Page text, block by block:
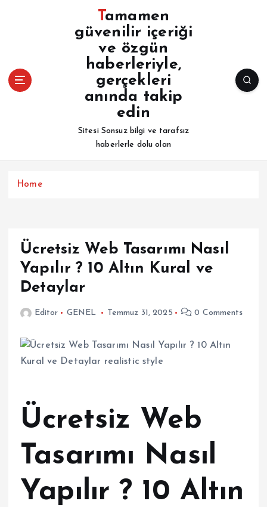
Tamamen
güvenilir içeriği
ve özgün
haberleriyle,
gerçekleri
anında takip
edin
Sitesi Sonsuz bilgi ve tarafsız
haberlerle dolu olan
Home
Ücretsiz Web Tasarımı Nasıl
Yapılır ? 10 Altın Kural ve
Detaylar
Editor GENEL Temmuz 31, 2025 0 Comments
Ücretsiz Web
Tasarımı Nasıl
Yapılır ? 10 Altın